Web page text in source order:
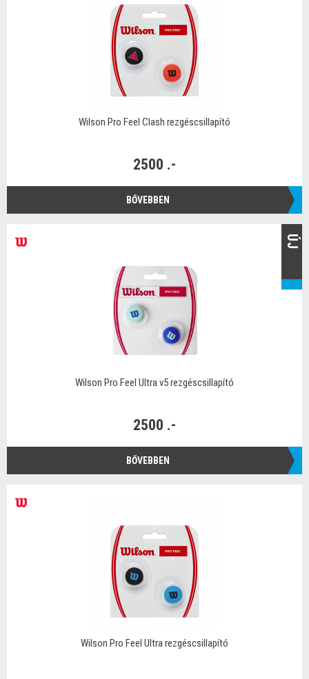
Wilson Pro Feel Clash rezgéscsillapító
2500 .-
BŐVEBBEN
ÚJ
Wilson Pro Feel Ultra v5 rezgéscsillapító
2500 .-
BŐVEBBEN
Wilson Pro Feel Ultra rezgéscsillapító